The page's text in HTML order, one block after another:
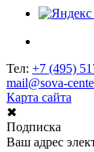
Тел: +7 (495)
mail@sova-
Карта сайта
✖
Подписка
Ваш адрес